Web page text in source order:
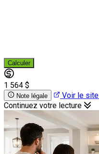
Calculer
1 564 $
Note légale Voir le site
Continuez votre lecture